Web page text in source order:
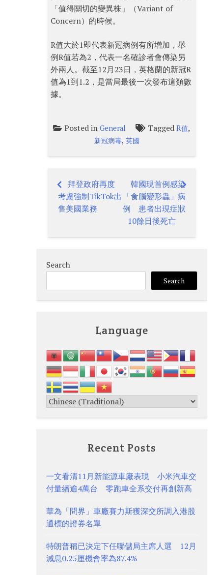
「值得關切的變異株」（Variant of
Concern）的時候。
R值大於1即代表新冠病例有所增加，舉
例R值若為2，代表一名確診者會傳染另
外兩人。截至12月23日，英格蘭的新冠R
值為1到1.2，是當局最後一次發布這類數
據。
Posted inGeneral TaggedR值,
新冠病毒,英國
Post
navigation
拜登政府再度
考慮強制TikTok出
售美國業務
韓國現首例感染
「食腦變形蟲」病
例 患者出現症狀
10餘日後死亡
Search
Search
Language
Recent Posts
一文看清11月新能源車廠表現 小米汽車交
付量續逾4萬台 零跑車全系交付再創新高
華為「問界」車廠賽力斯獲深交所調入港股
通標的證券名單
特朗普稱已決定下任聯儲局主席人選 12月
減息0.25厘機會率為87.4%